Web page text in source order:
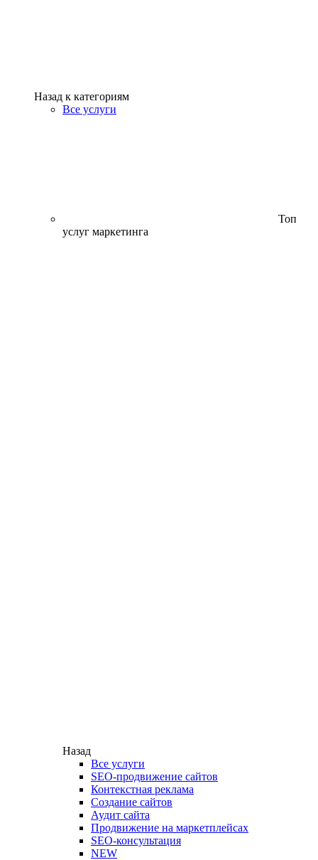
Назад к категориям
Все услуги
Топ
услуг маркетинга
Назад
Все услуги
SEO-продвижение сайтов
Контекстная реклама
Создание сайтов
Аудит сайта
Продвижение на маркетплейсах
SEO-консультация
NEW